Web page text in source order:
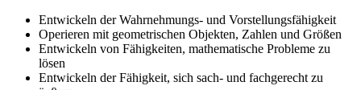
Entwickeln der Wahrnehmungs- und Vorstellungsfähigkeit
Operieren mit geometrischen Objekten, Zahlen und Größen
Entwickeln von Fähigkeiten, mathematische Probleme zu
lösen
Entwickeln der Fähigkeit, sich sach- und fachgerecht zu